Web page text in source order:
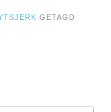
GETAGD